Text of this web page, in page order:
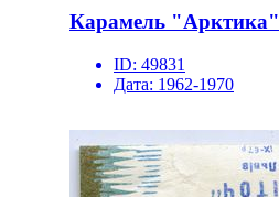
Карамель "Арктика"
ID: 49831
Дата: 1962-1970